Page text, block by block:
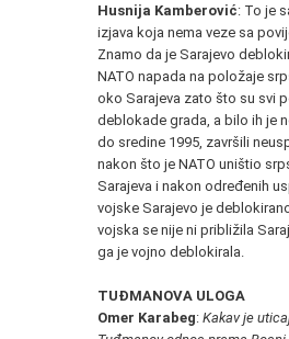
Husnija Kamberović: To je
izjava koja nema veze sa
Znamo da je Sarajevo
NATO napada na položaje
oko Sarajeva zato što su svi
deblokade grada, a bilo ih je
do sredine 1995, završili
nakon što je NATO uništio
Sarajeva i nakon određenih
vojske Sarajevo je
vojska se nije ni približila
ga je vojno deblokirala.
TUĐMANOVA ULOGA
Omer Karabeg: Kakav je